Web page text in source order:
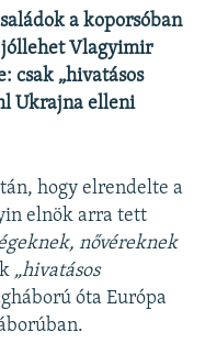
a koporsóban
Vlagyimir
csak „hivatásos
Ukrajna elleni
hogy elrendelte a
elnök arra tett
nővéreknek
„hivatásos
óta Európa